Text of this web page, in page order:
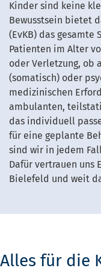
Kinder sind keine
Bewusstsein bietet
(EvKB) das
Patienten im Alter
oder Verletzung, ob
(somatisch) oder
medizinischen
ambulanten,
das individuell
für eine geplante
sind wir in jedem
Dafür vertrauen uns
Bielefeld und weit
Alles für die